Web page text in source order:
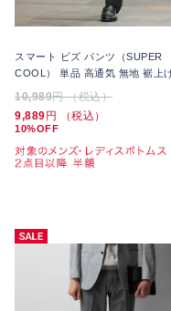
スマート ビズ パンツ（SUPER
COOL） 単品 高通気 無地 裾上
10,989円 （税込）
9,889円 （税込）
10%OFF